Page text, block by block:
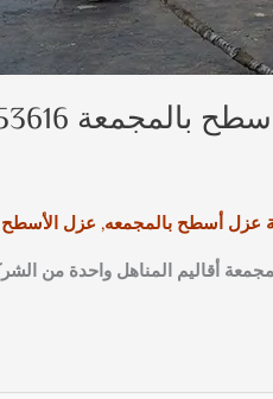
0539253616
عزل أسطح بالمجمعه, عزل الأسطح
أقاليم المناهل واحدة من